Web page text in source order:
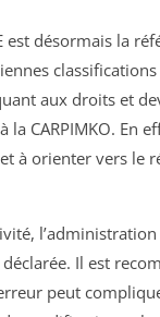
désormais la
aux droits et
CARPIMKO. En
à orienter vers le
Il est
peut